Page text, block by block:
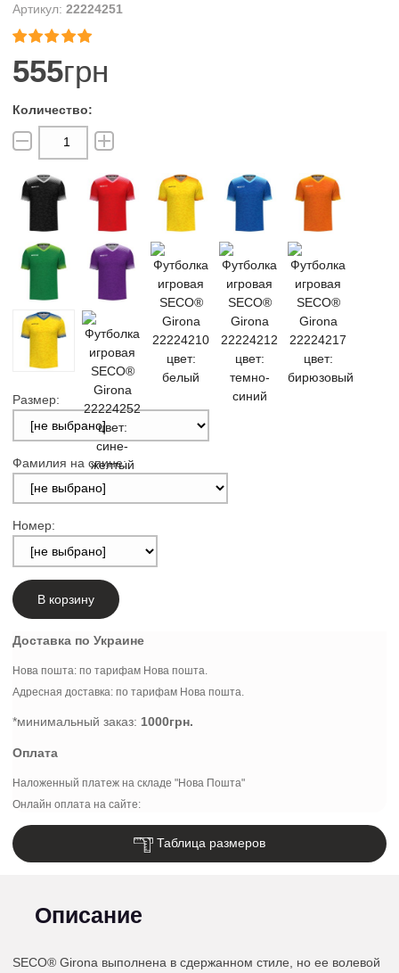
22224251


555грн
Размер:
Фамилия на спине:
Номер:
В корзину
Доставка по Украине
Нова пошта: по тарифам Нова пошта.
Адресная доставка: по тарифам Нова пошта.
*минимальный заказ: 1000грн.
Оплата
Наложенный платеж на складе "Нова Пошта"
Онлайн оплата на сайте:
Таблица размеров
Описание
SECO® Girona выполнена в сдержанном стиле, но ее волевой